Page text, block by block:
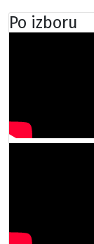
Po izboru